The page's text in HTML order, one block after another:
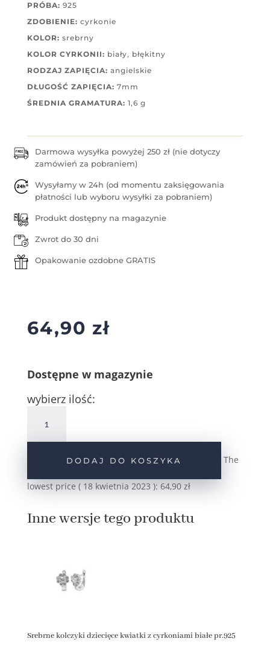
PRÓBA: 925
ZDOBIENIE: cyrkonie
KOLOR: srebrny
KOLOR CYRKONII: biały, błękitny
RODZAJ ZAPIĘCIA: angielskie
DŁUGOŚĆ ZAPIĘCIA: 7mm
ŚREDNIA GRAMATURA: 1,6 g
Darmowa wysyłka powyżej 250 zł (nie dotyczy
zamówień za pobraniem)
Wysyłamy w 24h (od momentu zaksięgowania
płatności lub wyboru wysyłki za pobraniem)
Produkt dostępny na magazynie
Zwrot do 30 dni
Opakowanie ozdobne GRATIS
64,90 zł
Dostępne w magazynie
wybierz ilość:
Srebrne
kolczyki
z
pr.925
DODAJ DO KOSZYKA The
lowest price (18 kwietnia 2023 ): 64,90 zł
Inne wersje tego produktu
Srebrne kolczyki dziecięce kwiatki z cyrkoniami białe pr.925